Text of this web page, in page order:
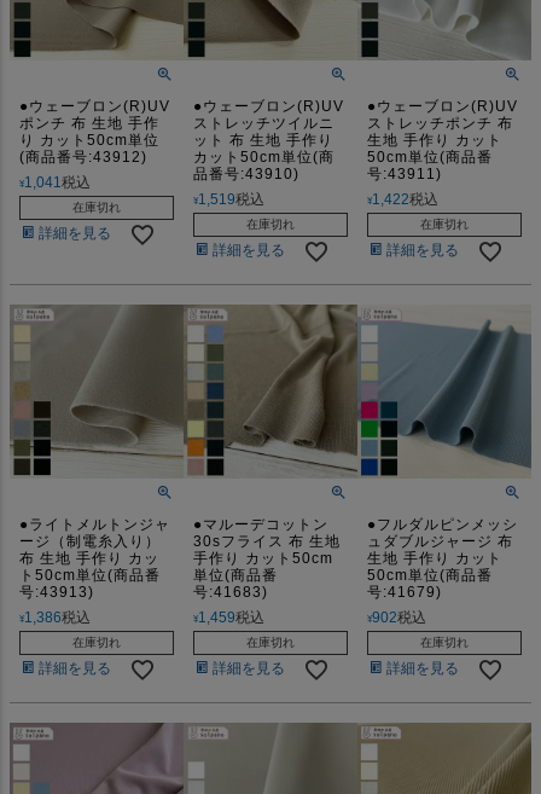
●ウェーブロン(R)UV
ポンチ 布 生地 手作
り カット50cm単位
(商品番号:43912)
¥1,041税込
在庫切れ
詳細を見る
●ウェーブロン(R)UV
ストレッチツイルニ
ット 布 生地 手作り
カット50cm単位(商
品番号:43910)
¥1,519税込
在庫切れ
詳細を見る
●ウェーブロン(R)UV
ストレッチポンチ 布
生地 手作り カット
50cm単位(商品番
号:43911)
¥1,422税込
在庫切れ
詳細を見る
●ライトメルトンジャ
ージ（制電糸入り）
布 生地 手作り カッ
ト50cm単位(商品番
号:43913)
¥1,386税込
在庫切れ
詳細を見る
●マルーデコットン
30sフライス 布 生地
手作り カット50cm
単位(商品番
号:41683)
¥1,459税込
在庫切れ
詳細を見る
●フルダルピンメッシ
ュダブルジャージ 布
生地 手作り カット
50cm単位(商品番
号:41679)
¥902税込
在庫切れ
詳細を見る